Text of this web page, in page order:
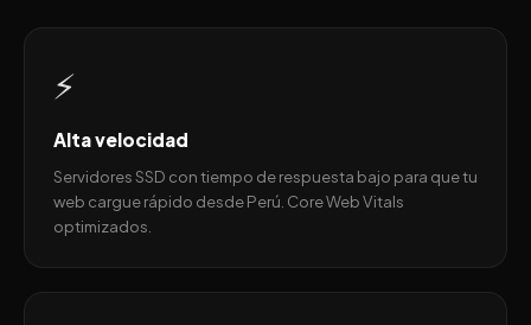
⚡
Alta velocidad
Servidores SSD con tiempo de respuesta bajo para que tu
web cargue rápido desde Perú. Core Web Vitals
optimizados.